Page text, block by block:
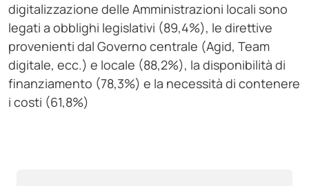
digitalizzazione delle Amministrazioni locali sono
legati a obblighi legislativi (89,4%), le direttive
provenienti dal Governo centrale (Agid, Team
digitale, ecc.) e locale (88,2%), la disponibilità di
finanziamento (78,3%) e la necessità di contenere
i costi (61,8%)